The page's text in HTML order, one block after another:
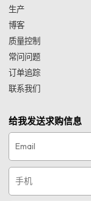
生产
博客
质量控制
常问问题
订单追踪
联系我们
给我发送求购信息